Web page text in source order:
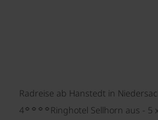
Radreise ab Hanstedt in
4☼☼☼☼Ringhotel Sellhorn aus -